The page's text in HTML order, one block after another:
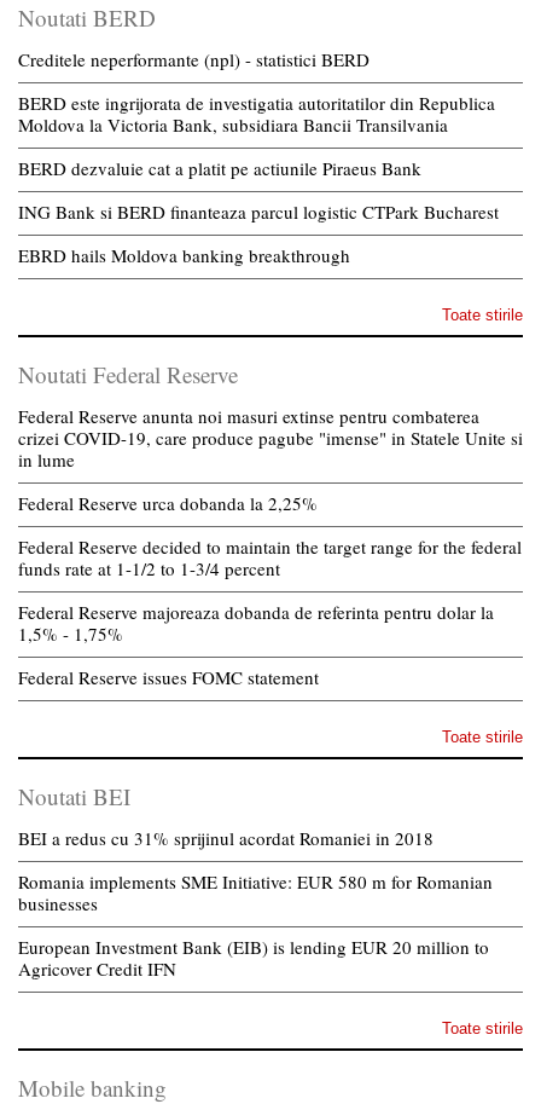
Noutati BERD
Creditele neperformante (npl) - statistici BERD
BERD este ingrijorata de investigatia autoritatilor din Republica
Moldova la Victoria Bank, subsidiara Bancii Transilvania
BERD dezvaluie cat a platit pe actiunile Piraeus Bank
ING Bank si BERD finanteaza parcul logistic CTPark Bucharest
EBRD hails Moldova banking breakthrough
Toate stirile
Noutati Federal Reserve
Federal Reserve anunta noi masuri extinse pentru combaterea
crizei COVID-19, care produce pagube "imense" in Statele Unite si
in lume
Federal Reserve urca dobanda la 2,25%
Federal Reserve decided to maintain the target range for the federal
funds rate at 1-1/2 to 1-3/4 percent
Federal Reserve majoreaza dobanda de referinta pentru dolar la
1,5% - 1,75%
Federal Reserve issues FOMC statement
Toate stirile
Noutati BEI
BEI a redus cu 31% sprijinul acordat Romaniei in 2018
Romania implements SME Initiative: EUR 580 m for Romanian
businesses
European Investment Bank (EIB) is lending EUR 20 million to
Agricover Credit IFN
Toate stirile
Mobile banking